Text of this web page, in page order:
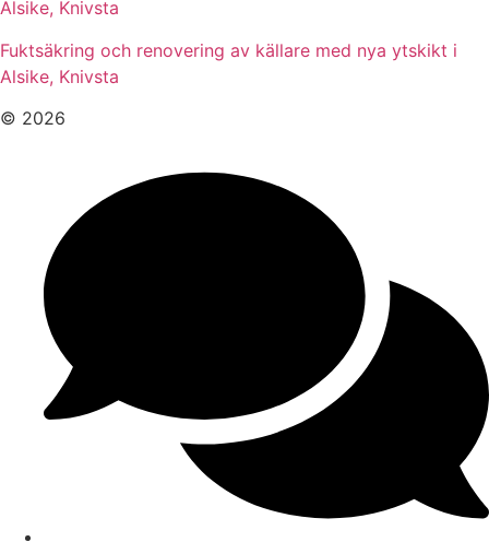
Alsike, Knivsta
Fuktsäkring och renovering av källare med nya ytskikt i
Alsike, Knivsta
© 2026